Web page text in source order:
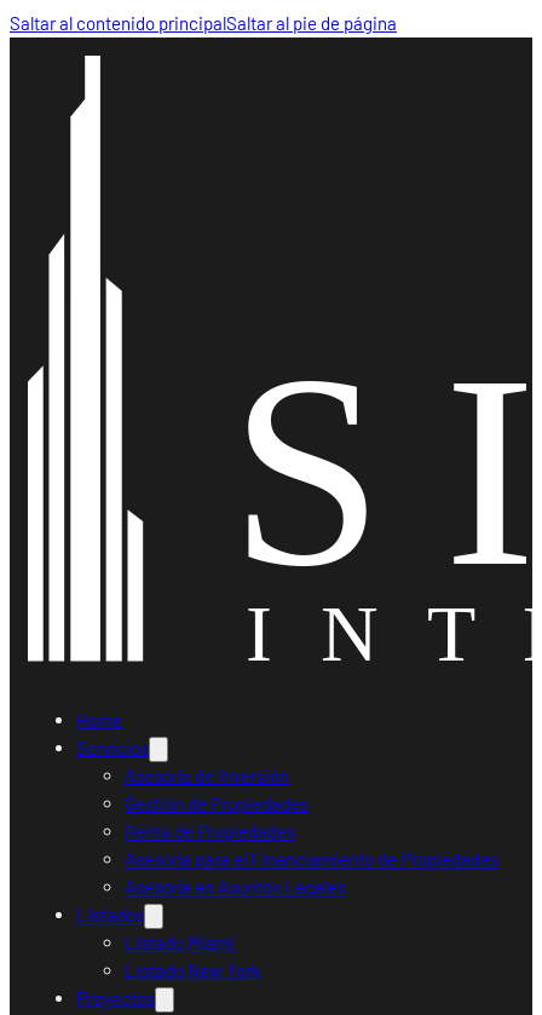
Saltar al contenido principalSaltar al pie de página
Home
Servicios
Asesoría de Inversión
Gestión de Propiedades
Renta de Propiedades
Asesoría para el Financiamiento de Propiedades
Asesoría en Asuntos Legales
Listados
Listado Miami
Listado New York
Proyectos